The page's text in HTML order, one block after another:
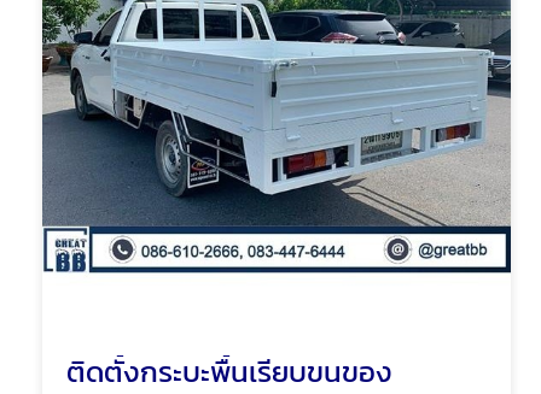
ติดตั้งกระบะพื้นเรียบขนของ